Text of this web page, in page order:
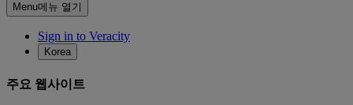
Menu메뉴 열기
Sign in to Veracity
Korea
주요 웹사이트